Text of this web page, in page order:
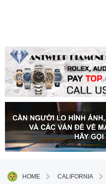
HOME CALIFORNIA